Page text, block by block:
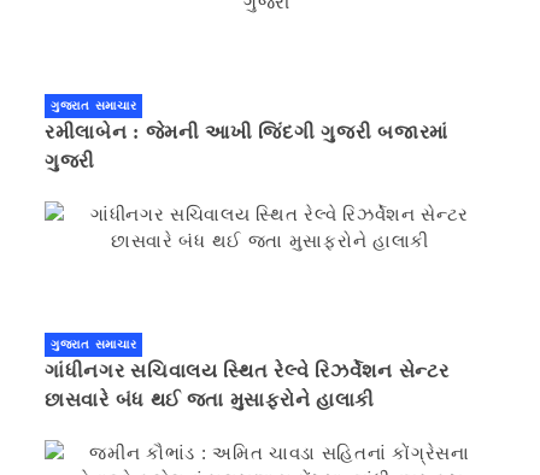
ગુજરાત સમાચાર
રમીલાબેન : જેમની આખી જિંદગી ગુજરી બજારમાં
ગુજરી
ગુજરાત સમાચાર
ગાંધીનગર સચિવાલય સ્થિત રેલ્વે રિઝર્વેશન સેન્ટર
છાસવારે બંધ થઈ જતા મુસાફરોને હાલાકી